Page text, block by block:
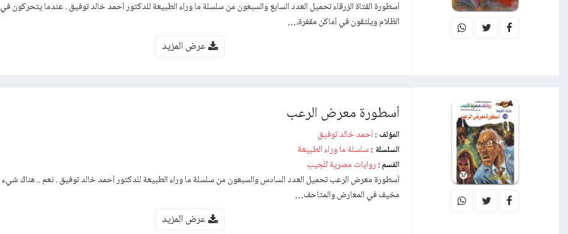
أسطورة الفتاة الزرقاء تحميل العدد السابع والسبعون من سلسلة ما وراء الطبيعة للدكتور أحمد خالد توفيق . عندما يتحركون في
الظلام ويلتقون في أماكن مقفرة،…
عرض المزيد
أسطورة معرض الرعب
المؤلف :أحمد خالد توفيق
السلسلة : سلسلة ما وراء الطبيعة
القسم : روايات مصرية للجيب
أسطورة معرض الرعب تحميل العدد السادس والسبعون من سلسلة ما وراء الطبيعة للدكتور أحمد خالد توفيق . نعم .. هناك شيء
مخيف في المعارض والمتاحف…
عرض المزيد